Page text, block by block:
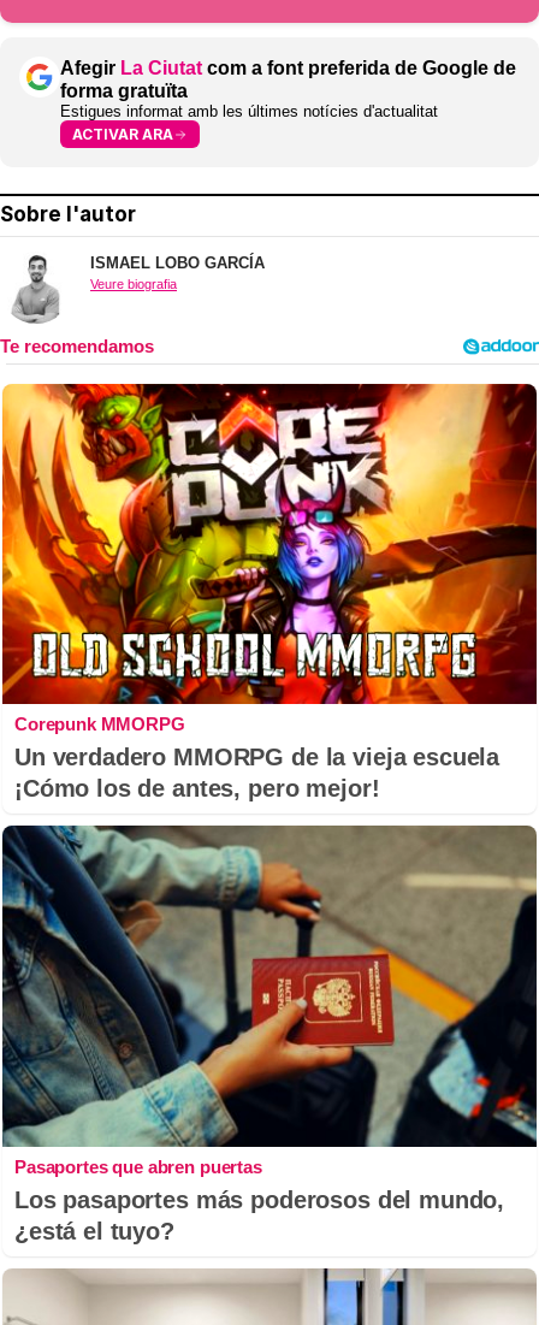
Afegir La Ciutat com a font preferida de Google de
forma gratuïta
Estigues informat amb les últimes notícies d'actualitat
ACTIVAR ARA
Sobre l'autor
ISMAEL LOBO GARCÍA
Veure biografia
Corepunk MMORPG
Un verdadero MMORPG de la vieja escuela
¡Cómo los de antes, pero mejor!
Pasaportes que abren puertas
Los pasaportes más poderosos del mundo,
¿está el tuyo?